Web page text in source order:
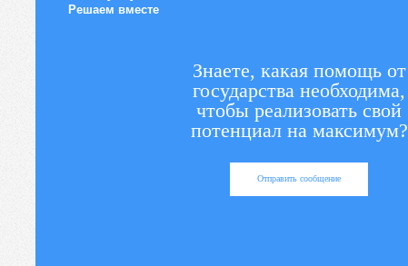
Решаем вместе
Знаете, какая помощь от
государства необходима,
чтобы реализовать свой
потенциал на максимум?
Отправить сообщение